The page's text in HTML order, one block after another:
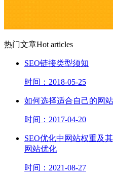
热门文章Hot articles
SEO链接类型须知
时间：2018-05-25
如何选择适合自己的网
时间：2017-04-20
SEO优化中网站权重及
网站优化
时间：2021-08-27